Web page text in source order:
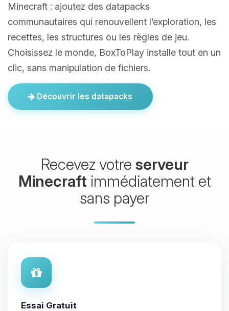
Minecraft : ajoutez des datapacks
communautaires qui renouvellent l’exploration, les
recettes, les structures ou les règles de jeu.
Choisissez le monde, BoxToPlay installe tout en un
clic, sans manipulation de fichiers.
Découvrir les datapacks
Recevez votre serveur
Minecraft immédiatement et
sans payer
Essai Gratuit